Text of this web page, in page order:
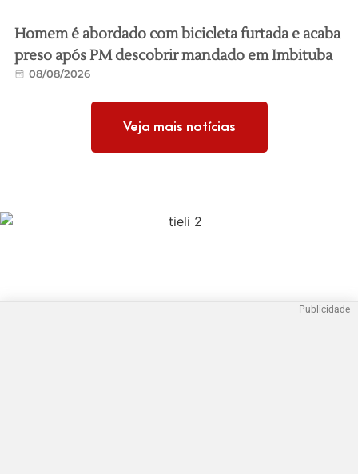
Homem é abordado com bicicleta furtada e acaba
preso após PM descobrir mandado em Imbituba
08/08/2026
Veja mais notícias
Publicidade